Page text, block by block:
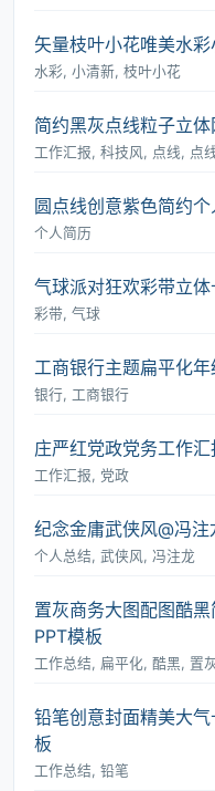
矢量枝叶小花唯美水
水彩, 小清新, 枝叶小花
简约黑灰点线粒子立
工作汇报, 科技风, 点线, 点
圆点线创意紫色简约
个人简历
气球派对狂欢彩带立
彩带, 气球
工商银行主题扁平化
银行, 工商银行
庄严红党政党务工作
工作汇报, 党政
纪念金庸武侠风@冯
个人总结, 武侠风, 冯注龙
置灰商务大图配图酷
PPT模板
工作总结, 扁平化, 酷黑, 置
铅笔创意封面精美大
板
工作总结, 铅笔